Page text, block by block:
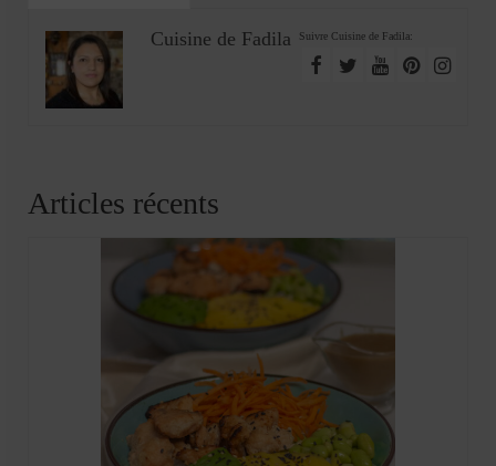
Suivre Cuisine de Fadila:
Cuisine de Fadila
Articles récents